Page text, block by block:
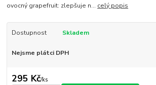
ovocný grapefruit: zlepšuje n... celý popis
Dostupnost Skladem
Nejsme plátci DPH
295 Kč/ks